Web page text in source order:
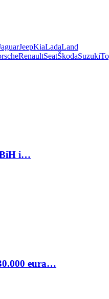
JeepKiaLadaLand
RenaultSeatŠkodaSuzuki
BiH i…
eura…